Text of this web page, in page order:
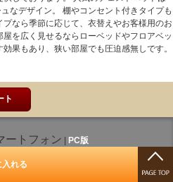
入れる
なデザイン。 棚やコンセント付きタイプも
なら季節に応じて、衣替えやお客様用のお
を広く見せるならローベッドやフロアベッ
果もあり、狭い部屋でも圧迫感無しです。
ト
ートフォン | PC版
ド通販 眠り姫 All Rights Reserved.